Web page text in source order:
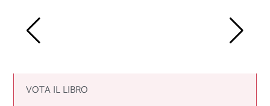
VOTA IL LIBRO